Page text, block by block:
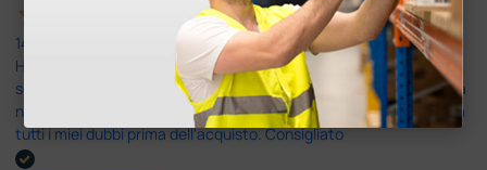
14 Luglio 2026
Ho acquistato un ecografo da Doctor Shop e sono rimasto molto
soddisfatto dell'esperienza. Apparecchiatura di qualità, consegna
nei tempi previsti e un servizio clienti disponibile che ha risposto a
tutti i miei dubbi prima dell'acquisto. Consigliato